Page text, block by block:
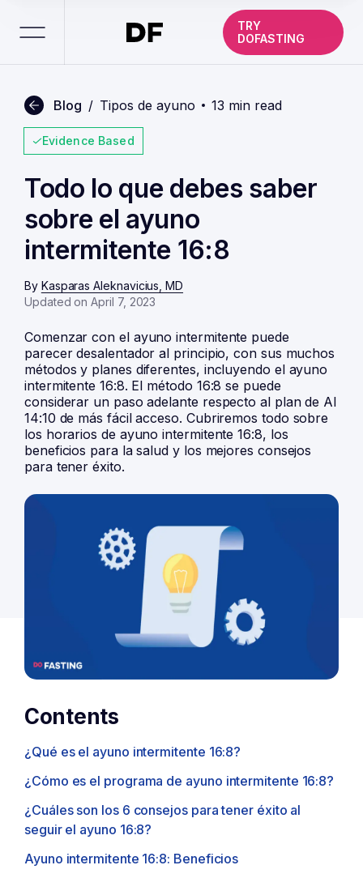
TRY
DOFASTING
Blog / Tipos de ayuno 13 min read
Evidence Based
Todo lo que debes saber
sobre el ayuno
intermitente 16:8
By Kasparas Aleknavicius, MD
Updated on April 7, 2023
Comenzar con el ayuno intermitente puede
parecer desalentador al principio, con sus muchos
métodos y planes diferentes, incluyendo el ayuno
intermitente 16:8. El método 16:8 se puede
considerar un paso adelante respecto al plan de AI
14:10 de más fácil acceso. Cubriremos todo sobre
los horarios de ayuno intermitente 16:8, los
beneficios para la salud y los mejores consejos
para tener éxito.
Contents
¿Qué es el ayuno intermitente 16:8?
¿Cómo es el programa de ayuno intermitente 16:8?
¿Cuáles son los 6 consejos para tener éxito al
seguir el ayuno 16:8?
Ayuno intermitente 16:8: Beneficios